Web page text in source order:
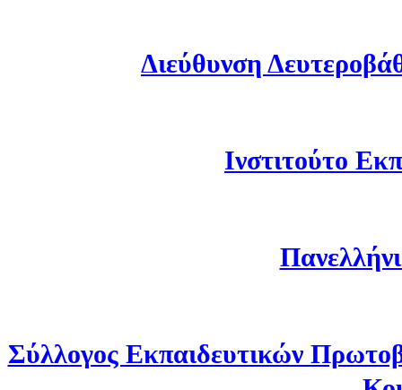
Διεύθυνση
Ινστιτούτο
Σύλλογος Εκπαιδευτικών